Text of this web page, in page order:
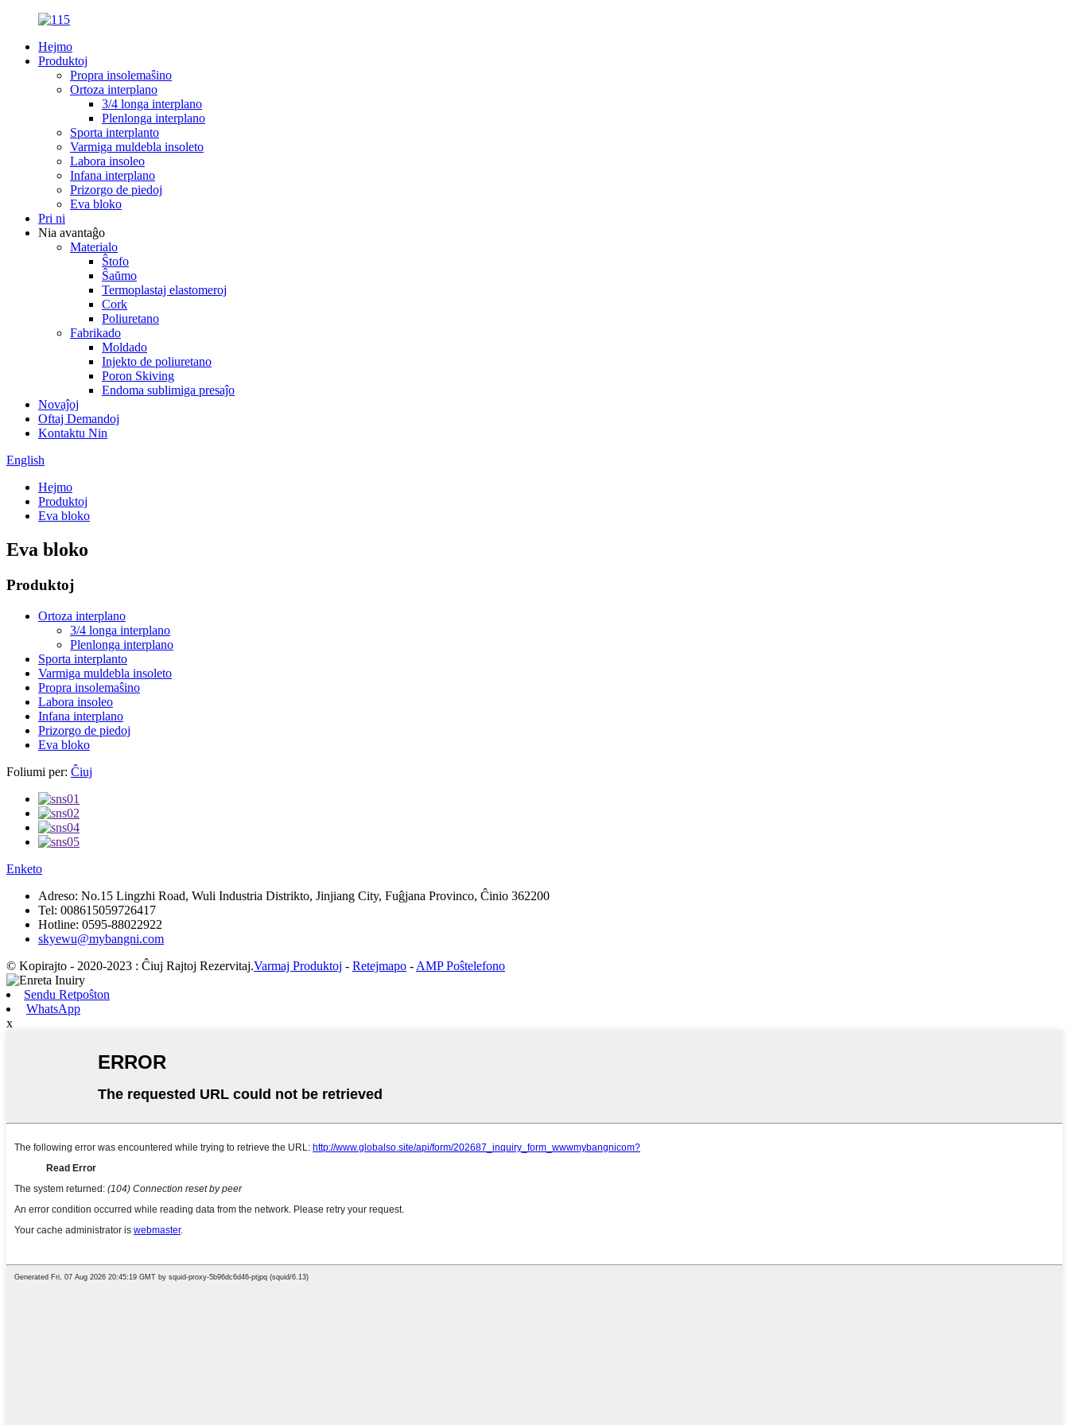
Hejmo
Produktoj
Propra insolemaŝino
Ortoza interplano
3/4 longa interplano
Plenlonga interplano
Sporta interplanto
Varmiga muldebla insoleto
Labora insoleo
Infana interplano
Prizorgo de piedoj
Eva bloko
Pri ni
Nia avantaĝo
Materialo
Ŝtofo
Ŝaŭmo
Termoplastaj elastomeroj
Cork
Poliuretano
Fabrikado
Moldado
Injekto de poliuretano
Poron Skiving
Endoma sublimiga presaĵo
Novaĵoj
Oftaj Demandoj
Kontaktu Nin
English
Hejmo
Produktoj
Eva bloko
Eva bloko
Produktoj
Ortoza interplano
3/4 longa interplano
Plenlonga interplano
Sporta interplanto
Varmiga muldebla insoleto
Propra insolemaŝino
Labora insoleo
Infana interplano
Prizorgo de piedoj
Eva bloko
Foliumi per: Ĉiuj
Enketo
Adreso: No.15 Lingzhi Road, Wuli Industria Distrikto, Jinjiang City, Fuĝjana Provinco, Ĉinio 362200
Tel: 008615059726417
Hotline: 0595-88022922
skyewu@mybangni.com
© Kopirajto - 2020-2023 : Ĉiuj Rajtoj Rezervitaj.Varmaj Produktoj - Retejmapo - AMP Poŝtelefono
Sendu Retpoŝton
WhatsApp
x